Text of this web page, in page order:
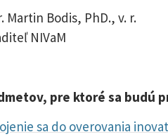
Martin Bodis,
riaditeľ
pre ktoré sa budú
sa do overovania